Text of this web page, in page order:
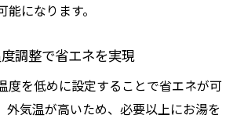
になります。
調整で省エネを実現
度を低めに設定することで省エネが可
外気温が高いため、必要以上にお湯を